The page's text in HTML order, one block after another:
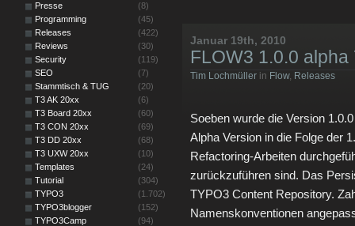
Januar 19th, 2010
FLOW3 1.0.0
Tim Lochmüller in Flow, Releases
Soeben wurde die Version
Alpha Version in die Folge der
Refactoring-Arbeiten
zurückzuführen sind. Das
TYPO3 Content Repository.
Namenskonventionen
Presse
(8)
Programming
(45)
Releases
(422)
Reviews
(30)
Security
(119)
SEO
(7)
Stammtisch & TUG
(20)
T3 AK 20xx
(6)
T3 Board 20xx
(60)
T3 CON 20xx
(69)
T3 DD 20xx
(68)
T3 UXW 20xx
(10)
Templates
(24)
Tutorial
(304)
TYPO3
(1.702)
TYPO3blogger
(152)
TYPO3Camp
(94)